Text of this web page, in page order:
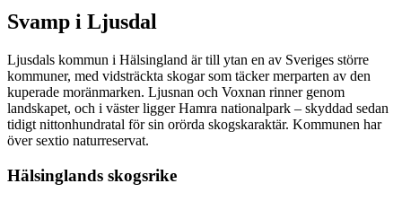
Svamp i Ljusdal
Ljusdals kommun i Hälsingland är till ytan en av Sveriges större
kommuner, med vidsträckta skogar som täcker merparten av den
kuperade moränmarken. Ljusnan och Voxnan rinner genom
landskapet, och i väster ligger Hamra nationalpark – skyddad sedan
tidigt nittonhundratal för sin orörda skogskaraktär. Kommunen har
över sextio naturreservat.
Hälsinglands skogsrike